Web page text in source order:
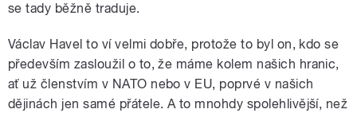
se tady běžně traduje.
Václav Havel to ví velmi dobře, protože to byl on, kdo se
především zasloužil o to, že máme kolem našich hranic,
ať už členstvím v NATO nebo v EU, poprvé v našich
dějinách jen samé přátele. A to mnohdy spolehlivější, než